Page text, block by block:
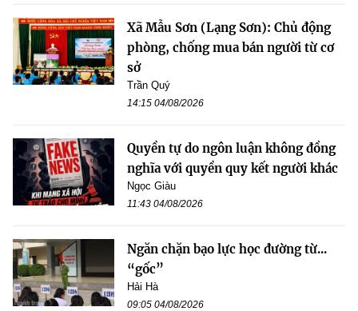
Xã Mẫu Sơn (Lạng Sơn): Chủ động
phòng, chống mua bán người từ cơ
sở
Trần Quý
14:15 04/08/2026
Quyền tự do ngôn luận không đồng
nghĩa với quyền quy kết người khác
Ngọc Giàu
11:43 04/08/2026
Ngăn chặn bạo lực học đường từ...
“gốc”
Hải Hà
09:05 04/08/2026